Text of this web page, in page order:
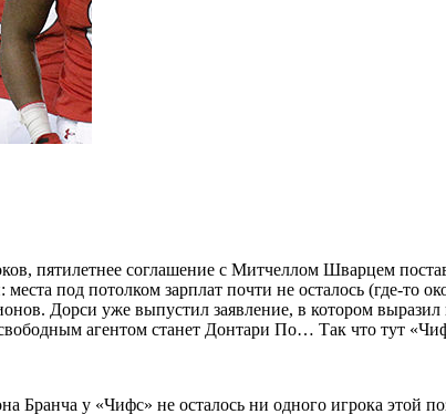
пятилетнее соглашение с Митчеллом Шварцем
под потолком зарплат почти не осталось (где-то
Дорси уже выпустил заявление, в котором
агентом станет Донтари По… Так что тут
Бранча у «Чифс» не осталось ни одного игрока этой